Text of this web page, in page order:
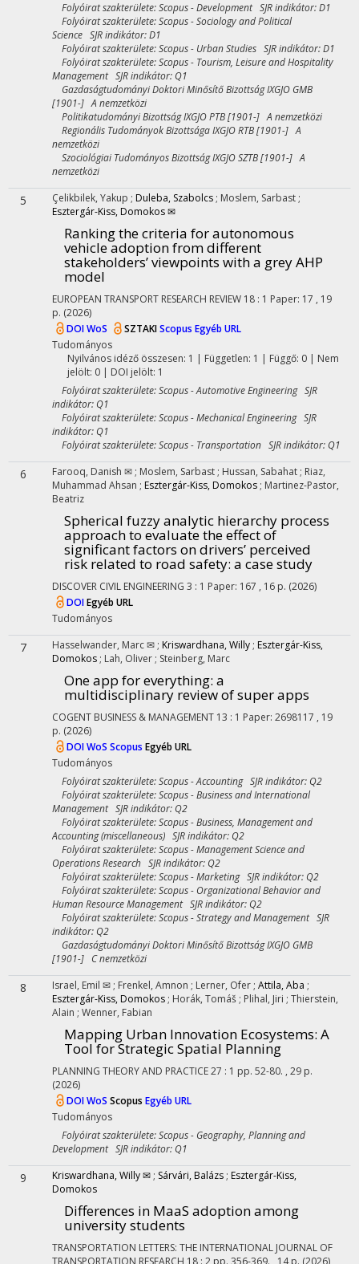
Folyóirat szakterülete: Scopus - Development SJR indikátor: D1
Folyóirat szakterülete: Scopus - Sociology and Political
Science SJR indikátor: D1
Folyóirat szakterülete: Scopus - Urban Studies SJR indikátor: D1
Folyóirat szakterülete: Scopus - Tourism, Leisure and Hospitality
Management SJR indikátor: Q1
Gazdaságtudományi Doktori Minősítő Bizottság IXGJO GMB
[1901-] A nemzetközi
Politikatudományi Bizottság IXGJO PTB [1901-] A nemzetközi
Regionális Tudományok Bizottsága IXGJO RTB [1901-] A
nemzetközi
Szociológiai Tudományos Bizottság IXGJO SZTB [1901-] A
nemzetközi
5 Çelikbilek, Yakup ; Duleba, Szabolcs ; Moslem, Sarbast ;
Esztergár-Kiss, Domokos ✉
Ranking the criteria for autonomous
vehicle adoption from different
stakeholders’ viewpoints with a grey AHP
model
EUROPEAN TRANSPORT RESEARCH REVIEW 18 : 1 Paper: 17 , 19
p. (2026)
DOIWoS SZTAKIScopus Egyéb URL
Tudományos
Nyilvános idéző összesen: 1 | Független: 1 | Függő: 0 | Nem
jelölt: 0 | DOI jelölt: 1
Folyóirat szakterülete: Scopus - Automotive Engineering SJR
indikátor: Q1
Folyóirat szakterülete: Scopus - Mechanical Engineering SJR
indikátor: Q1
Folyóirat szakterülete: Scopus - Transportation SJR indikátor: Q1
6 Farooq, Danish ✉ ; Moslem, Sarbast ; Hussan, Sabahat ; Riaz,
Muhammad Ahsan ; Esztergár-Kiss, Domokos ; Martinez-Pastor,
Beatriz
Spherical fuzzy analytic hierarchy process
approach to evaluate the effect of
significant factors on drivers’ perceived
risk related to road safety: a case study
DISCOVER CIVIL ENGINEERING 3 : 1 Paper: 167 , 16 p. (2026)
DOIEgyéb URL
Tudományos
7 Hasselwander, Marc ✉ ; Kriswardhana, Willy ; Esztergár-Kiss,
Domokos ; Lah, Oliver ; Steinberg, Marc
One app for everything: a
multidisciplinary review of super apps
COGENT BUSINESS & MANAGEMENT 13 : 1 Paper: 2698117 , 19
p. (2026)
DOIWoS Scopus Egyéb URL
Tudományos
Folyóirat szakterülete: Scopus - Accounting SJR indikátor: Q2
Folyóirat szakterülete: Scopus - Business and International
Management SJR indikátor: Q2
Folyóirat szakterülete: Scopus - Business, Management and
Accounting (miscellaneous) SJR indikátor: Q2
Folyóirat szakterülete: Scopus - Management Science and
Operations Research SJR indikátor: Q2
Folyóirat szakterülete: Scopus - Marketing SJR indikátor: Q2
Folyóirat szakterülete: Scopus - Organizational Behavior and
Human Resource Management SJR indikátor: Q2
Folyóirat szakterülete: Scopus - Strategy and Management SJR
indikátor: Q2
Gazdaságtudományi Doktori Minősítő Bizottság IXGJO GMB
[1901-] C nemzetközi
8 Israel, Emil ✉ ; Frenkel, Amnon ; Lerner, Ofer ; Attila, Aba ;
Esztergár-Kiss, Domokos ; Horák, Tomáš ; Plihal, Jiri ; Thierstein,
Alain ; Wenner, Fabian
Mapping Urban Innovation Ecosystems: A
Tool for Strategic Spatial Planning
PLANNING THEORY AND PRACTICE27 : 1 pp. 52-80. , 29 p.
(2026)
DOIWoS Scopus Egyéb URL
Tudományos
Folyóirat szakterülete: Scopus - Geography, Planning and
Development SJR indikátor: Q1
9 Kriswardhana, Willy ✉ ; Sárvári, Balázs ; Esztergár-Kiss,
Domokos
Differences in MaaS adoption among
university students
TRANSPORTATION LETTERS: THE INTERNATIONAL JOURNAL OF
TRANSPORTATION RESEARCH 18 : 2 pp. 356-369. , 14 p. (2026)